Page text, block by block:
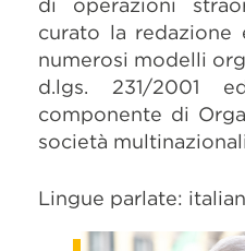
di operazioni
curato la redazione
numerosi modelli
d.lgs. 231/2001
componente di
società
Lingue parlate: